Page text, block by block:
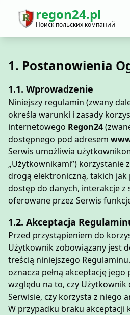
regon24.pl
Поиск польских компаний
1. Postanowienia
1.1. Wprowadzenie
Niniejszy regulamin (zwany
określa warunki i zasady
internetowego Regon24
dostępnego pod adresem
Serwis umożliwia
„Użytkownikami”) korzystanie
drogą elektroniczną, takich jak
dostęp do danych, interakcje z
oferowane przez Serwis
1.2. Akceptacja
Przed przystąpieniem do
Użytkownik zobowiązany jest
treścią niniejszego
oznacza pełną akceptację
względu na to, czy Użytkownik
Serwisie, czy korzysta z niego
W przypadku braku akceptacji